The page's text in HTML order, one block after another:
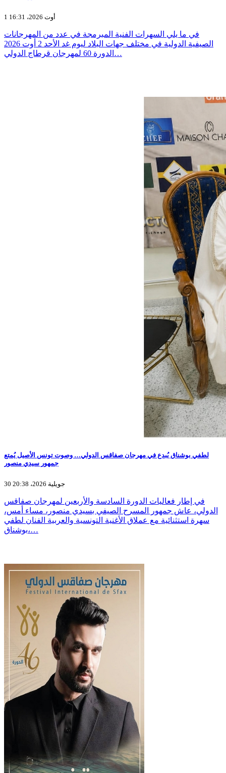
1 أوت 2026، 16:31
في ما يلي السهرات الفنية المبرمجة في عدد من المهرجانات
الصيفية الدولية في مختلف جهات البلاد ليوم غد الأحد 2 أوت 2026
الدورة 60 لمهرجان قرطاج الدولي…
لطفي بوشناق يُبدع في مهرجان صفاقس الدولي… وصوت تونس الأصيل يُمتع
جمهور سيدي منصور
30 جويلية 2026، 20:38
في إطار فعاليات الدورة السادسة والأربعين لمهرجان صفاقس
الدولي، عاش جمهور المسرح الصيفي بسيدي منصور، مساء أمس،
سهرة استثنائية مع عملاق الأغنية التونسية والعربية الفنان لطفي
بوشناق،…